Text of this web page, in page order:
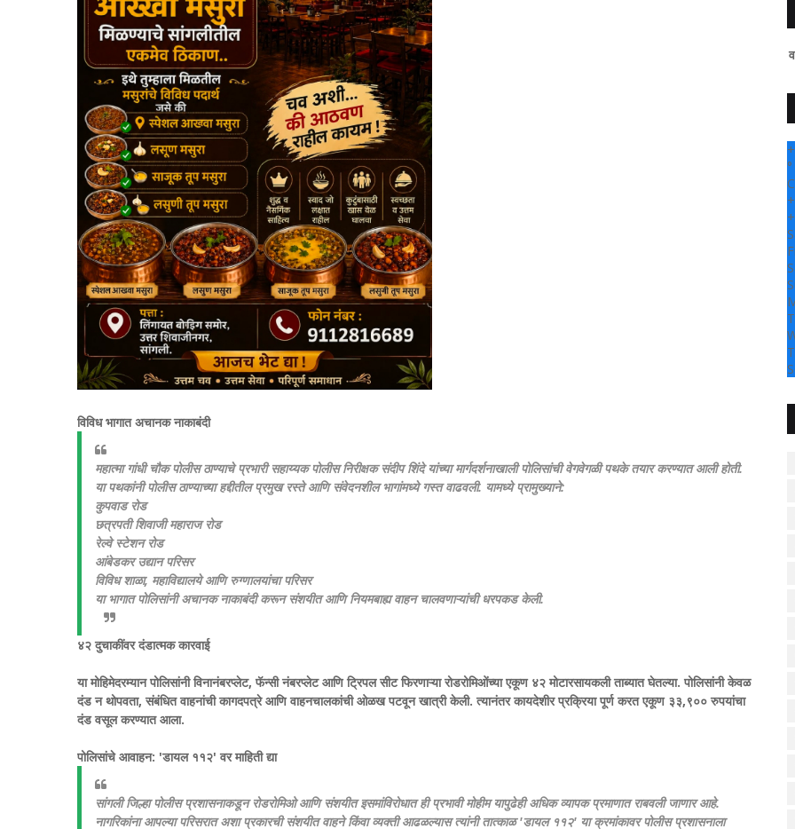
विविध भागात अचानक नाकाबंदी
महात्मा गांधी चौक पोलीस ठाण्याचे प्रभारी सहाय्यक पोलीस निरीक्षक संदीप शिंदे यांच्या मार्गदर्शनाखाली पोलिसांची वेगवेगळी पथके तयार करण्यात आली होती.
या पथकांनी पोलीस ठाण्याच्या हद्दीतील प्रमुख रस्ते आणि संवेदनशील भागांमध्ये गस्त वाढवली. यामध्ये प्रामुख्याने:
​कुपवाड रोड
​छत्रपती शिवाजी महाराज रोड
​रेल्वे स्टेशन रोड
​आंबेडकर उद्यान परिसर
​विविध शाळा, महाविद्यालये आणि रुग्णालयांचा परिसर
​या भागात पोलिसांनी अचानक नाकाबंदी करून संशयीत आणि नियमबाह्य वाहन चालवणाऱ्यांची धरपकड केली.
४२ दुचाकींवर दंडात्मक कारवाई
​या मोहिमेदरम्यान पोलिसांनी विनानंबरप्लेट, फॅन्सी नंबरप्लेट आणि ट्रिपल सीट फिरणाऱ्या रोडरोमिओंच्या एकूण ४२ मोटारसायकली ताब्यात घेतल्या. पोलिसांनी केवळ
दंड न थोपवता, संबंधित वाहनांची कागदपत्रे आणि वाहनचालकांची ओळख पटवून खात्री केली. त्यानंतर कायदेशीर प्रक्रिया पूर्ण करत एकूण ३३,९०० रुपयांचा
दंड वसूल करण्यात आला.
​पोलिसांचे आवाहन: 'डायल ११२' वर माहिती द्या
सांगली जिल्हा पोलीस प्रशासनाकडून रोडरोमिओ आणि संशयीत इसमांविरोधात ही प्रभावी मोहीम यापुढेही अधिक व्यापक प्रमाणात राबवली जाणार आहे.
नागरिकांना आपल्या परिसरात अशा प्रकारची संशयीत वाहने किंवा व्यक्ती आढळल्यास त्यांनी तात्काळ 'डायल ११२' या क्रमांकावर पोलीस प्रशासनाला
" सांगली दर्पण न्यूज वर आपल्या
+
°
C
+
+